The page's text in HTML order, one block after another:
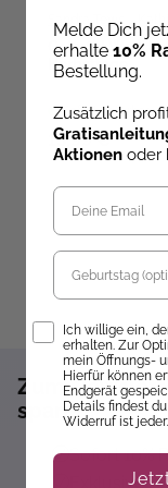
Sandra Tews
Colorful World -
Herbsttage
Sofort lieferbar
13,99 €
Zum
sparen!*
Sofort 10%
Exklusive
Melde Dich
erhalte 10%
Bestellung.
Zusätzlich
Aktionen oder
Geburtstag
Opt-InIch willige ein,
erhalten. Zur
mein Öffnungs-
Hierfür können
Endgerät
Details findest
Widerruf ist